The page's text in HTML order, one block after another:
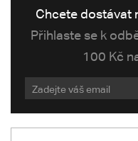
Chcete dostávat
Přihlaste se k
100 Kč